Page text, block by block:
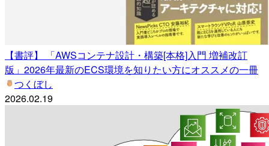
【書評】 「AWSコンテナ設計・構築[本格]入門 増補改訂
版」2026年最新のECS環境を知りたい方にオススメの一冊
つくぼし
2026.02.19